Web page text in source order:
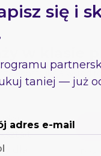
w klasie
konstrukcja wśród
dla
się i
taniej — już
adres e-mail